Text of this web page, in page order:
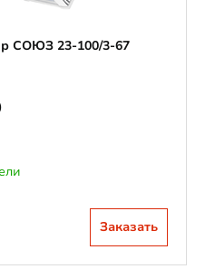
СОЮЗ 23-100/3-67
Заказать